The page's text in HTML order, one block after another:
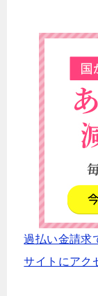
過払い金請求
サイトにアク